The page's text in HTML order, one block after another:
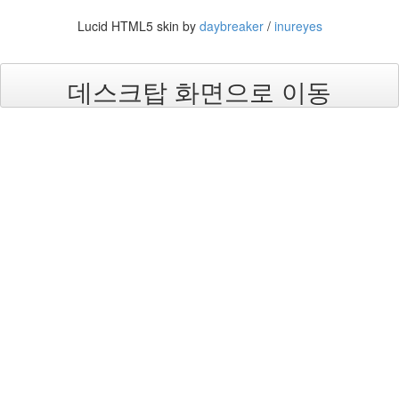
Lucid HTML5 skin by daybreaker/ inureyes
데스크탑 화면으로 이동